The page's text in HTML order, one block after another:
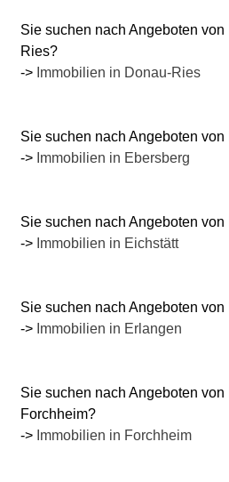
Sie suchen nach Angeboten
Ries?
-> Immobilien in Donau-Ries
Sie suchen nach Angeboten
-> Immobilien in Ebersberg
Sie suchen nach Angeboten
-> Immobilien in Eichstätt
Sie suchen nach Angeboten
-> Immobilien in Erlangen
Sie suchen nach Angeboten von
Forchheim?
-> Immobilien in Forchheim